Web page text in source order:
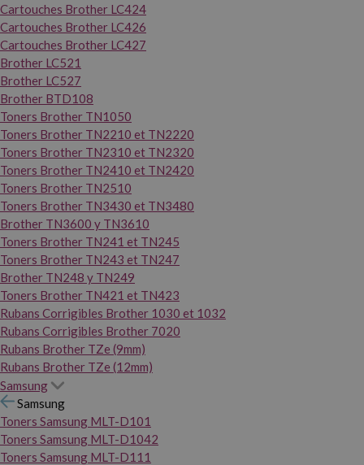
Cartouches Brother LC424
Cartouches Brother LC426
Cartouches Brother LC427
Brother LC521
Brother LC527
Brother BTD108
Toners Brother TN1050
Toners Brother TN2210 et TN2220
Toners Brother TN2310 et TN2320
Toners Brother TN2410 et TN2420
Toners Brother TN2510
Toners Brother TN3430 et TN3480
Brother TN3600 y TN3610
Toners Brother TN241 et TN245
Toners Brother TN243 et TN247
Brother TN248 y TN249
Toners Brother TN421 et TN423
Rubans Corrigibles Brother 1030 et 1032
Rubans Corrigibles Brother 7020
Rubans Brother TZe (9mm)
Rubans Brother TZe (12mm)
Samsung
Samsung
Toners Samsung MLT-D101
Toners Samsung MLT-D1042
Toners Samsung MLT-D111